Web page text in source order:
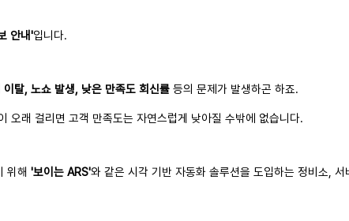
안내'입니다.
탈, 노쇼 발생, 낮은 만족도 회신률 등의 문제가 발생하곤 하죠.
오래 걸리면 고객 만족도는 자연스럽게 낮아질 수밖에 없습니다.
위해 '보이는 ARS'와 같은 시각 기반 자동화 솔루션을 도입하는 정비소,